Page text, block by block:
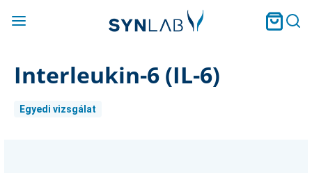
Interleukin-6 (IL-6)
Egyedi vizsgálat